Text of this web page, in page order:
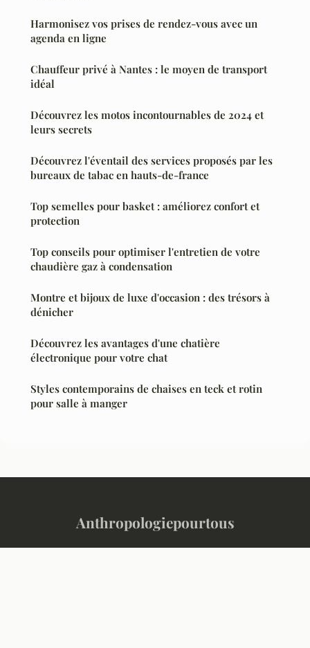
Harmonisez vos prises de rendez-vous avec un
agenda en ligne
Chauffeur privé à Nantes : le moyen de transport
idéal
Découvrez les motos incontournables de 2024 et
leurs secrets
Découvrez l'éventail des services proposés par les
bureaux de tabac en hauts-de-france
Top semelles pour basket : améliorez confort et
protection
Top conseils pour optimiser l'entretien de votre
chaudière gaz à condensation
Montre et bijoux de luxe d'occasion : des trésors à
dénicher
Découvrez les avantages d'une chatière
électronique pour votre chat
Styles contemporains de chaises en teck et rotin
pour salle à manger
Anthropologiepourtous